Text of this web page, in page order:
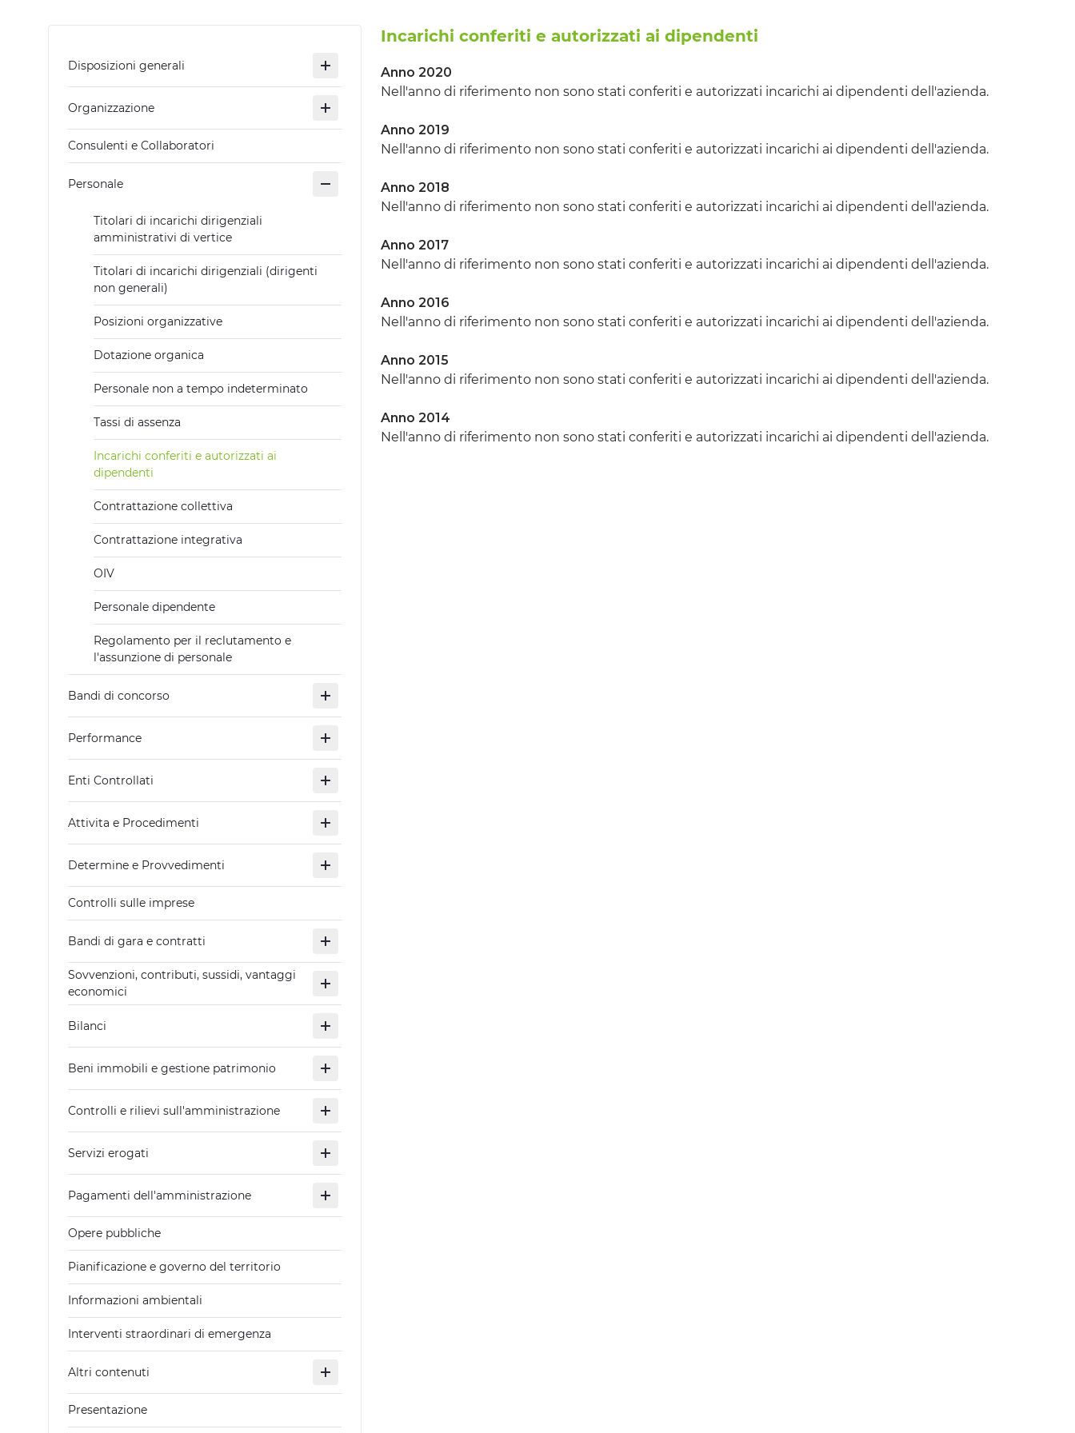
Disposizioni generali
Organizzazione
Consulenti e Collaboratori
Personale
Titolari di incarichi dirigenziali
amministrativi di vertice
Titolari di incarichi dirigenziali (dirigenti
non generali)
Posizioni organizzative
Dotazione organica
Personale non a tempo indeterminato
Tassi di assenza
Incarichi conferiti e autorizzati ai
dipendenti
Contrattazione collettiva
Contrattazione integrativa
OIV
Personale dipendente
Regolamento per il reclutamento e
l'assunzione di personale
Bandi di concorso
Performance
Enti Controllati
Attivita e Procedimenti
Determine e Provvedimenti
Controlli sulle imprese
Bandi di gara e contratti
Sovvenzioni, contributi, sussidi, vantaggi
economici
Bilanci
Beni immobili e gestione patrimonio
Controlli e rilievi sull'amministrazione
Servizi erogati
Pagamenti dell'amministrazione
Opere pubbliche
Pianificazione e governo del territorio
Informazioni ambientali
Interventi straordinari di emergenza
Altri contenuti
Presentazione
Incarichi conferiti e autorizzati ai dipendenti
Anno 2020
Nell'anno di riferimento non sono stati conferiti e autorizzati incarichi ai dipendenti dell'azienda.
Anno 2019
Nell'anno di riferimento non sono stati conferiti e autorizzati incarichi ai dipendenti dell'azienda.
Anno 2018
Nell'anno di riferimento non sono stati conferiti e autorizzati incarichi ai dipendenti dell'azienda.
Anno 2017
Nell'anno di riferimento non sono stati conferiti e autorizzati incarichi ai dipendenti dell'azienda.
Anno 2016
Nell'anno di riferimento non sono stati conferiti e autorizzati incarichi ai dipendenti dell'azienda.
Anno 2015
Nell'anno di riferimento non sono stati conferiti e autorizzati incarichi ai dipendenti dell'azienda.
Anno 2014
Nell'anno di riferimento non sono stati conferiti e autorizzati incarichi ai dipendenti dell'azienda.